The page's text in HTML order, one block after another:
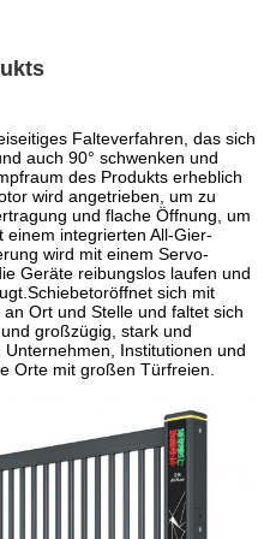
Falteverfahren, das sich
auch 90° schwenken und
des Produkts erheblich
wird angetrieben, um zu
und flache Öffnung, um
einem integrierten All-Gier-
wird mit einem Servo-
Geräte reibungslos laufen und
Schiebetoröffnet sich mit
Ort und Stelle und faltet sich
großzügig, stark und
Institutionen und
Orte mit großen Türfreien.